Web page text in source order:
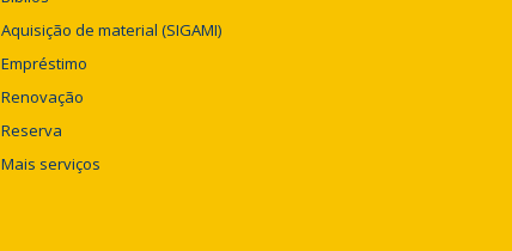
Aquisição de material (SIGAMI)
Empréstimo
Renovação
Reserva
Mais serviços